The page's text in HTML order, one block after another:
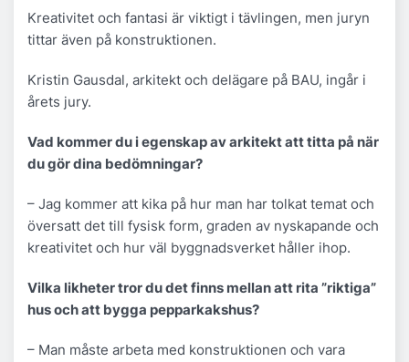
Kreativitet och fantasi är viktigt i tävlingen, men juryn
tittar även på konstruktionen.
Kristin Gausdal, arkitekt och delägare på BAU, ingår i
årets jury.
Vad kommer du i egenskap av arkitekt att titta på när
du gör dina bedömningar?
– Jag kommer att kika på hur man har tolkat temat och
översatt det till fysisk form, graden av nyskapande och
kreativitet och hur väl byggnadsverket håller ihop.
Vilka likheter tror du det finns mellan att rita ”riktiga”
hus och att bygga pepparkakshus?
– Man måste arbeta med konstruktionen och vara